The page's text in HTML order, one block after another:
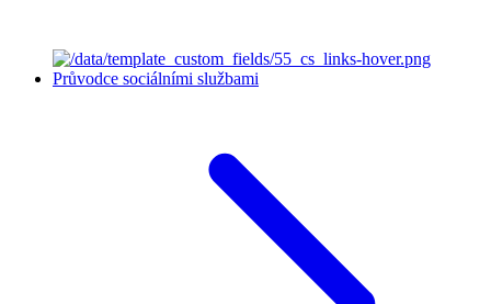
Průvodce sociálními službami